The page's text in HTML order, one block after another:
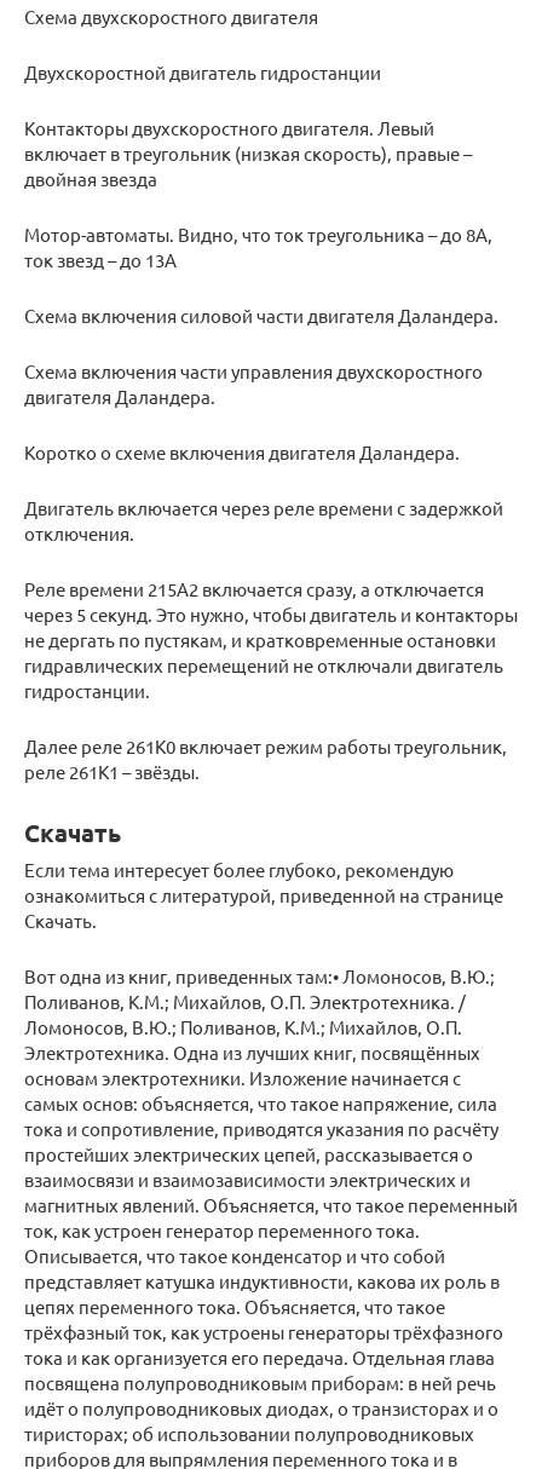
Схема двухскоростного двигателя
Двухскоростной двигатель гидростанции
Контакторы двухскоростного двигателя. Левый
включает в треугольник (низкая скорость), правые –
двойная звезда
Мотор-автоматы. Видно, что ток треугольника – до 8А,
ток звезд – до 13А
Схема включения силовой части двигателя Даландера.
Схема включения части управления двухскоростного
двигателя Даландера.
Коротко о схеме включения двигателя Даландера.
Двигатель включается через реле времени с задержкой
отключения.
Реле времени 215А2 включается сразу, а отключается
через 5 секунд. Это нужно, чтобы двигатель и контакторы
не дергать по пустякам, и кратковременные остановки
гидравлических перемещений не отключали двигатель
гидростанции.
Далее реле 261К0 включает режим работы треугольник,
реле 261К1 – звёзды.
Скачать
Если тема интересует более глубоко, рекомендую
ознакомиться с литературой, приведенной на странице
Скачать.
Вот одна из книг, приведенных там:• Ломоносов, В.Ю.;
Поливанов, К.М.; Михайлов, О.П. Электротехника. /
Ломоносов, В.Ю.; Поливанов, К.М.; Михайлов, О.П.
Электротехника. Одна из лучших книг, посвящённых
основам электротехники. Изложение начинается с
самых основ: объясняется, что такое напряжение, сила
тока и сопротивление, приводятся указания по расчёту
простейших электрических цепей, рассказывается о
взаимосвязи и взаимозависимости электрических и
магнитных явлений. Объясняется, что такое переменный
ток, как устроен генератор переменного тока.
Описывается, что такое конденсатор и что собой
представляет катушка индуктивности, какова их роль в
цепях переменного тока. Объясняется, что такое
трёхфазный ток, как устроены генераторы трёхфазного
тока и как организуется его передача. Отдельная глава
посвящена полупроводниковым приборам: в ней речь
идёт о полупроводниковых диодах, о транзисторах и о
тиристорах; об использовании полупроводниковых
приборов для выпрямления переменного тока и в